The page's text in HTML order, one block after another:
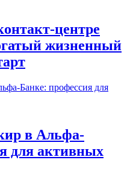
центре
жизненный
в Альфа-
для активных